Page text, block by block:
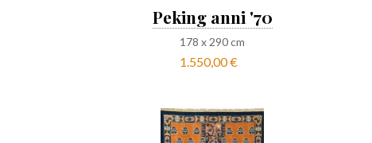
Peking anni '70
178 x 290cm
1.550,00 €